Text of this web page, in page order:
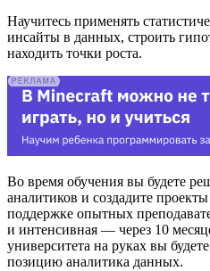
Научитесь применять
инсайты в данных, строить
находить точки роста.
Во время обучения вы будете
аналитиков и создадите
поддержке опытных
и интенсивная — через 10
университета на руках вы
позицию аналитика данных.